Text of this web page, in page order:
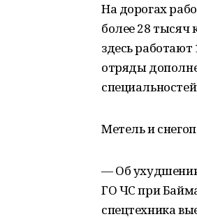
На дорогах
более 28 тысяч
здесь
отряды
Метель и
— Об ухудшении
ГО ЧС при
спецтехника